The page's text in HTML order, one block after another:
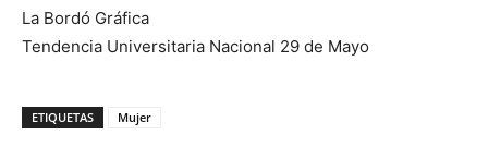
La Bordó Gráfica
Tendencia Universitaria Nacional 29 de Mayo
ETIQUETAS Mujer